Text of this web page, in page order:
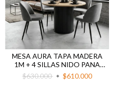
MESA AURA TAPA MADERA
1M + 4 SILLAS NIDO PANA
GRIS BASE NEGRA
$630.000 $610.000